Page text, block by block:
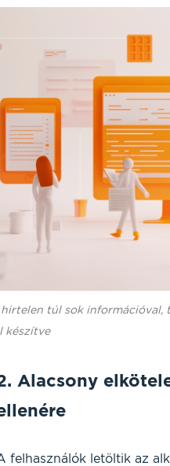
túl sok információval,
készítve
Alacsony
felhasználók letöltik az